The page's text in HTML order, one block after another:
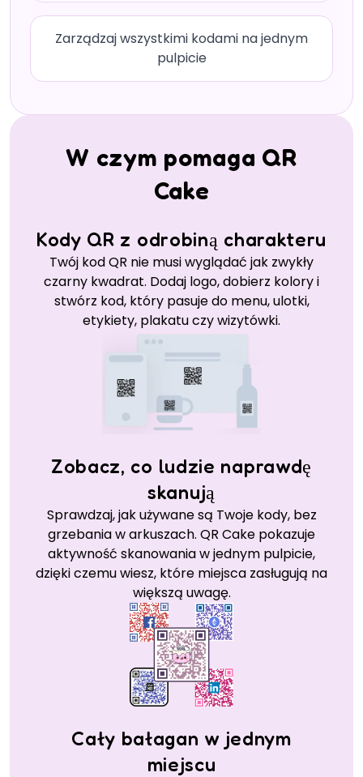
Zarządzaj wszystkimi kodami na jednym
pulpicie
W czym pomaga QR
Cake
Kody QR z odrobiną charakteru
Twój kod QR nie musi wyglądać jak zwykły
czarny kwadrat. Dodaj logo, dobierz kolory i
stwórz kod, który pasuje do menu, ulotki,
etykiety, plakatu czy wizytówki.
Zobacz, co ludzie naprawdę
skanują
Sprawdzaj, jak używane są Twoje kody, bez
grzebania w arkuszach. QR Cake pokazuje
aktywność skanowania w jednym pulpicie,
dzięki czemu wiesz, które miejsca zasługują na
większą uwagę.
Cały bałagan w jednym
miejscu